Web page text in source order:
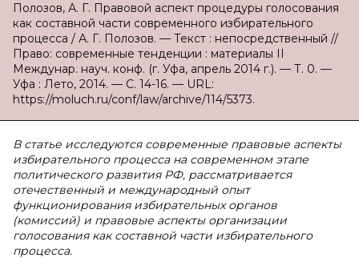
Полозов, А. Г. Правовой аспект процедуры голосования
как составной части современного избирательного
процесса / А. Г. Полозов. — Текст : непосредственный //
Право: современные тенденции : материалы II
Междунар. науч. конф. (г. Уфа, апрель 2014 г.). — Т. 0. —
Уфа : Лето, 2014. — С. 14-16. — URL:
https://moluch.ru/conf/law/archive/114/5373.
В статье исследуются современные правовые аспекты
избирательного процесса на современном этапе
политического развития РФ, рассматривается
отечественный и международный опыт
функционирования избирательных органов
(комиссий) и правовые аспекты организации
голосования как составной части избирательного
процесса.